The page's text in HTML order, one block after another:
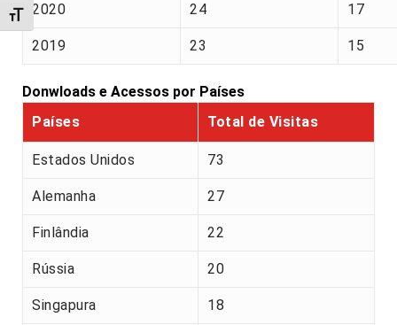
Alternar tamanho da fonte
2020 24 17
2019 23 15
Donwloads e Acessos por Países
Países
Total de Visitas
Estados Unidos 73
Alemanha 27
Finlândia 22
Rússia 20
Singapura 18